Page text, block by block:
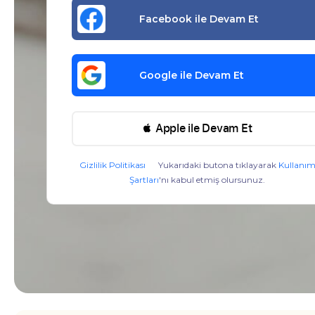
Facebook ile Devam Et
Google ile Devam Et
 Apple ile Devam Et
Gizlilik Politikası Yukarıdaki butona tıklayarak Kullanım
Şartları'nı kabul etmiş olursunuz.